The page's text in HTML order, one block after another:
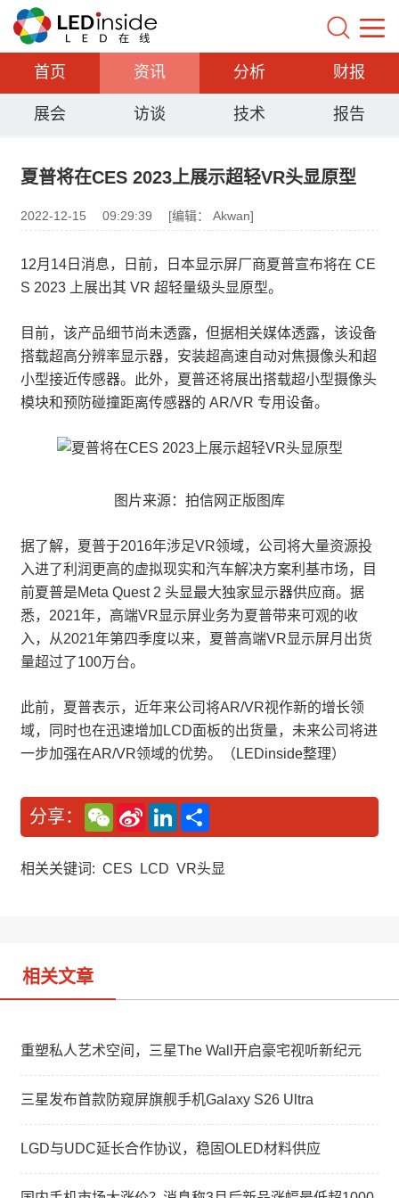
首页 资讯 分析 财报
展会 访谈 技术 报告
夏普将在CES 2023上展示超轻VR头显原型
2022-12-15 09:29:39 [编辑： Akwan]
12月14日消息，日前，日本显示屏厂商夏普宣布将在 CE
S 2023 上展出其 VR 超轻量级头显原型。
目前，该产品细节尚未透露，但据相关媒体透露，该设备
搭载超高分辨率显示器，安装超高速自动对焦摄像头和超
小型接近传感器。此外，夏普还将展出搭载超小型摄像头
模块和预防碰撞距离传感器的 AR/VR 专用设备。
图片来源：拍信网正版图库
据了解，夏普于2016年涉足VR领域，公司将大量资源投
入进了利润更高的虚拟现实和汽车解决方案利基市场，目
前夏普是Meta Quest 2 头显最大独家显示器供应商。据
悉，2021年，高端VR显示屏业务为夏普带来可观的收
入，从2021年第四季度以来，夏普高端VR显示屏月出货
量超过了100万台。
此前，夏普表示，近年来公司将AR/VR视作新的增长领
域，同时也在迅速增加LCD面板的出货量，未来公司将进
一步加强在AR/VR领域的优势。（LEDinside整理）
分享：
W
e
C
a
S
n
W
L
n
e
相关关键词: CES LCD VR头显
相关文章
重塑私人艺术空间，三星The Wall开启豪宅视听新纪元
三星发布首款防窥屏旗舰手机Galaxy S26 Ultra
LGD与UDC延长合作协议，稳固OLED材料供应